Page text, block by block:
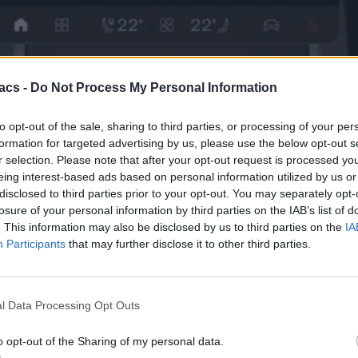
- Do Not Process My Personal Information
opt-out of the sale, sharing to third parties, or processing of your
for targeted advertising by us, please use the below opt-out
selection. Please note that after your opt-out request is processed
interest-based ads based on personal information utilized by us
to third parties prior to your opt-out. You may separately
of your personal information by third parties on the IAB’s list of
This information may also be disclosed by us to third parties on the
Participants that may further disclose it to other third parties.
Data Processing Opt Outs
opt-out of the Sharing of my personal data.
ορισμένες λεπτομέρειες για τοGemini Intelligence
3 Expressive, νέα Widgets και υποστήριξη σε
στην σελίδα των
στους προγραμματιστές να δημιουργήσουν πιο
ώστε να δώσουν έμφαση στα σημεία που θέλουν,
πολύ χρόνο από το δρόμο.
εξαρτήματα, συμπεριλαμβανομένων chips και μικρά
να έχουν περισσότερο έλεγχο στην αναπαραγωγή την ώρα